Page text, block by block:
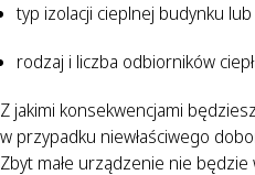
typ izolacji cieplnej budynku
rodzaj i liczba odbiorników
Z jakimi konsekwencjami
w przypadku niewłaściwego
Zbyt małe urządzenie nie